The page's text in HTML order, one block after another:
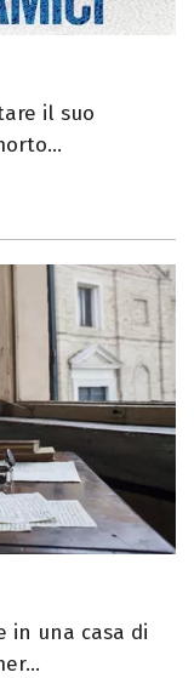
il suo
in una casa di